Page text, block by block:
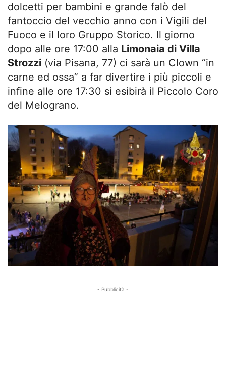
dolcetti per bambini e grande falò del
fantoccio del vecchio anno con i Vigili del
Fuoco e il loro Gruppo Storico. Il giorno
dopo alle ore 17:00 alla Limonaia di Villa
Strozzi (via Pisana, 77) ci sarà un Clown “in
carne ed ossa” a far divertire i più piccoli e
infine alle ore 17:30 si esibirà il Piccolo Coro
del Melograno.
- Pubblicità -